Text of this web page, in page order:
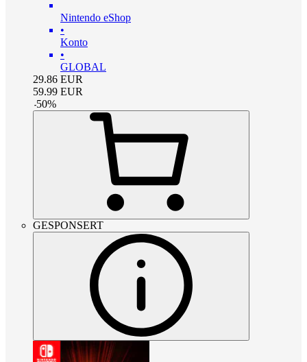
Nintendo eShop
•
Konto
•
GLOBAL
29.86 EUR
59.99 EUR
-50%
GESPONSERT